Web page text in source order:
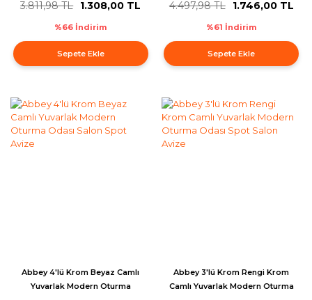
3.811,98 TL 1.308,00 TL
%66 İndirim
Sepete Ekle
4.497,98 TL 1.746,00 TL
%61 İndirim
Sepete Ekle
Abbey 4'lü Krom Beyaz Camlı
Yuvarlak Modern Oturma
Abbey 3'lü Krom Rengi Krom
Camlı Yuvarlak Modern Oturma